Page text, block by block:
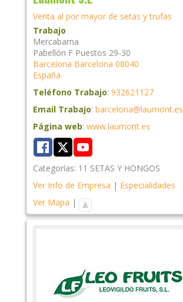
Venta al por mayor de setas y trufas
Trabajo
Mercabarna
Pabellón F Puestos 29-30
Barcelona Barcelona 08040
España
Teléfono Trabajo: 932621127
Email Trabajo: barcelona@laumont.es
Página web: www.laumont.es
Categorías: 11 SETAS Y HONGOS
Ver Info de Empresa | Especialidades
Ver Mapa |